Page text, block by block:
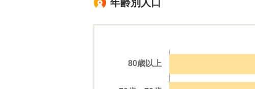
年齢別人口